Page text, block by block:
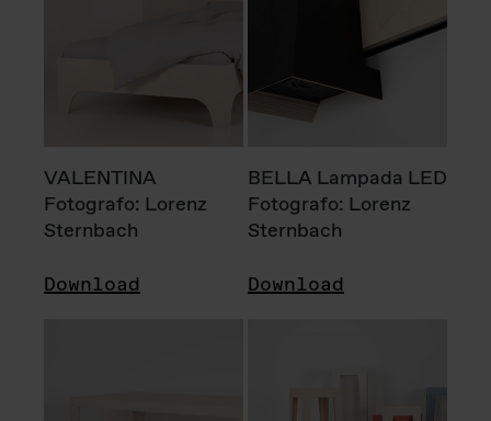
VALENTINA
Fotografo: Lorenz
Sternbach
Download
BELLA Lampada LED
Fotografo: Lorenz
Sternbach
Download